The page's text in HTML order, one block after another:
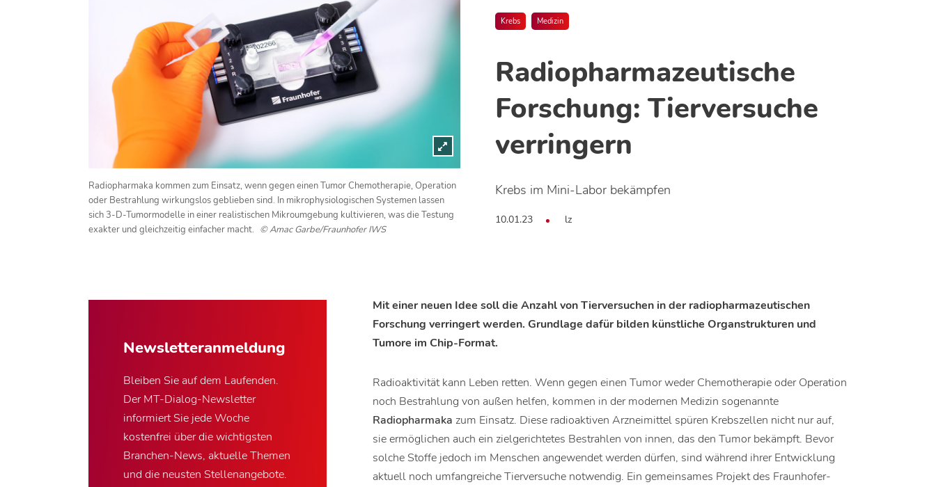
Krebs Medizin
Radiopharmazeutische
Forschung: Tierversuche
verringern
Krebs im Mini-Labor bekämpfen
10.01.23 lz
Radiopharmaka kommen zum Einsatz, wenn gegen einen Tumor Chemotherapie, Operation
oder Bestrahlung wirkungslos geblieben sind. In mikrophysiologischen Systemen lassen
sich 3-D-Tumormodelle in einer realistischen Mikroumgebung kultivieren, was die Testung
exakter und gleichzeitig einfacher macht. © Amac Garbe/Fraunhofer IWS
Newsletter­anmeldung
Bleiben Sie auf dem Laufenden.
Der MT-Dialog-Newsletter
informiert Sie jede Woche
kostenfrei über die wichtigsten
Branchen-News, aktuelle Themen
und die neusten Stellenangebote.
Mit einer neuen Idee soll die Anzahl von Tierversuchen in der radiopharmazeutischen
Forschung verringert werden. Grundlage dafür bilden künstliche Organstrukturen und
Tumore im Chip-Format.
Radioaktivität kann Leben retten. Wenn gegen einen Tumor weder Chemotherapie oder Operation
noch Bestrahlung von außen helfen, kommen in der modernen Medizin sogenannte
Radiopharmaka zum Einsatz. Diese radioaktiven Arzneimittel spüren Krebszellen nicht nur auf,
sie ermöglichen auch ein zielgerichtetes Bestrahlen von innen, das den Tumor bekämpft. Bevor
solche Stoffe jedoch im Menschen angewendet werden dürfen, sind während ihrer Entwicklung
aktuell noch umfangreiche Tierversuche notwendig. Ein gemeinsames Projekt des Fraunhofer-